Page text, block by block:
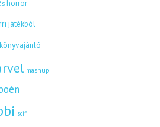
horror
játékból
könyvajánló
mashup
scifi